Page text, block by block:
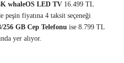
whaleOS LED TV 16.499 TL
peşin fiyatına 4 taksit seçeneği
GB Cep Telefonu ise 8.799 TL
yer alıyor.